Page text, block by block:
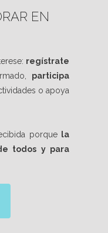
EN
regístrate
participa
o apoya
porque la
todos y para